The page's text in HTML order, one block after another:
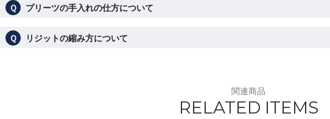
Ｑ プリーツの手入れの仕方について
Ｑ リジットの縮み方について
関連商品
RELATED ITEMS